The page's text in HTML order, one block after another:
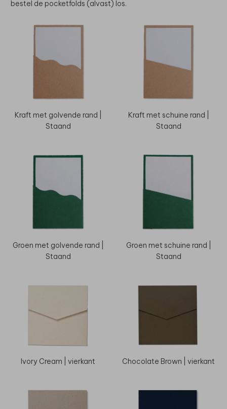
bestel de pocketfolds (alvast) los.
Kraft met golvende rand |
Staand
Kraft met schuine rand |
Staand
Groen met golvende rand |
Staand
Groen met schuine rand |
Staand
Ivory Cream | vierkant Chocolate Brown | vierkant